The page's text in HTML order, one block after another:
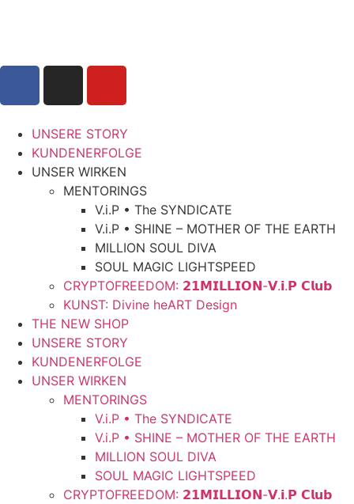
UNSERE STORY
KUNDENERFOLGE
UNSER WIRKEN
MENTORINGS
V.i.P • The SYNDICATE
V.i.P • SHINE – MOTHER OF THE EARTH
MILLION SOUL DIVA
SOUL MAGIC LIGHTSPEED
CRYPTOFREEDOM: 𝟮𝟭𝗠𝗜𝗟𝗟𝗜𝗢𝗡-𝗩.𝗶.𝗣 𝗖𝗹𝘂𝗯
KUNST: Divine heART Design
THE NEW SHOP
UNSERE STORY
KUNDENERFOLGE
UNSER WIRKEN
MENTORINGS
V.i.P • The SYNDICATE
V.i.P • SHINE – MOTHER OF THE EARTH
MILLION SOUL DIVA
SOUL MAGIC LIGHTSPEED
CRYPTOFREEDOM: 𝟮𝟭𝗠𝗜𝗟𝗟𝗜𝗢𝗡-𝗩.𝗶.𝗣 𝗖𝗹𝘂𝗯